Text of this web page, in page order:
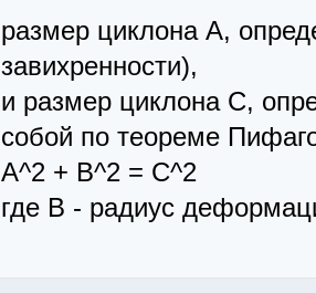
размер циклона А,
завихренности),
и размер циклона С,
собой по теореме
А^2 + В^2 = С^2
где В - радиус